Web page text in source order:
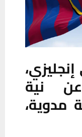
عن نية
مدوية،